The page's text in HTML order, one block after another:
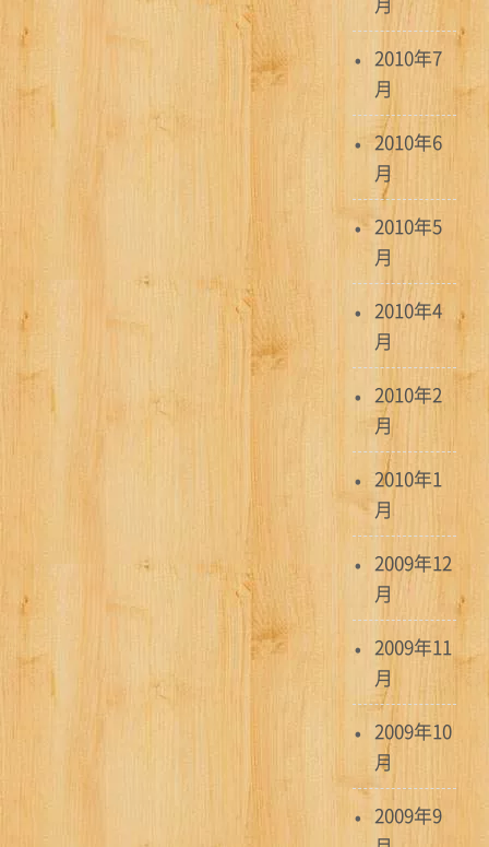
2010年7
月
2010年6
月
2010年5
月
2010年4
月
2010年2
月
2010年1
月
2009年12
月
2009年11
月
2009年10
月
2009年9